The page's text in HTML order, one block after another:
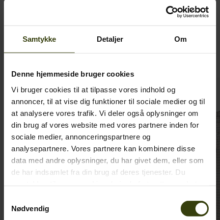
Samtykke Detaljer Om
Denne hjemmeside bruger cookies
Vi bruger cookies til at tilpasse vores indhold og
annoncer, til at vise dig funktioner til sociale medier og til
at analysere vores trafik. Vi deler også oplysninger om
din brug af vores website med vores partnere inden for
sociale medier, annonceringspartnere og
analysepartnere. Vores partnere kan kombinere disse
data med andre oplysninger, du har givet dem, eller som
de har indsamlet fra din brug af deres tjenester. Du
Nødvendig
Fuldend looket